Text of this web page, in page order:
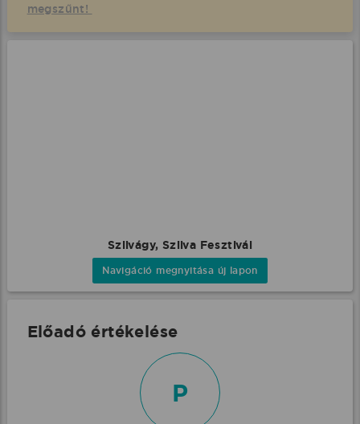
megszűnt!
Szilvágy, Szilva Fesztivál
Navigáció megnyitása új lapon
Előadó értékelése
P